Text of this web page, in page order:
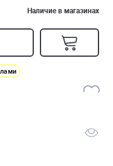
Наличие в магазинах